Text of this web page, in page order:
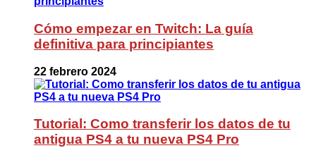
Cómo empezar en Twitch: La guía
definitiva para principiantes
22 febrero 2024
Tutorial: Como transferir los datos de tu
antigua PS4 a tu nueva PS4 Pro